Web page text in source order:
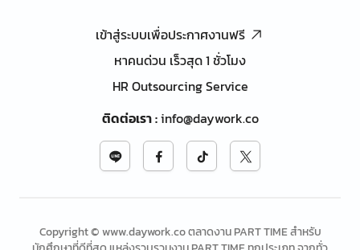
เข้าสู่ระบบเพื่อประกาศงานฟรี
หาคนด่วน เร็วสุด 1 ชั่วโมง
HR Outsourcing Service
ติดต่อเรา:info@daywork.co
Copyright © www.daywork.co ตลาดงาน PART TIME สำหรับ